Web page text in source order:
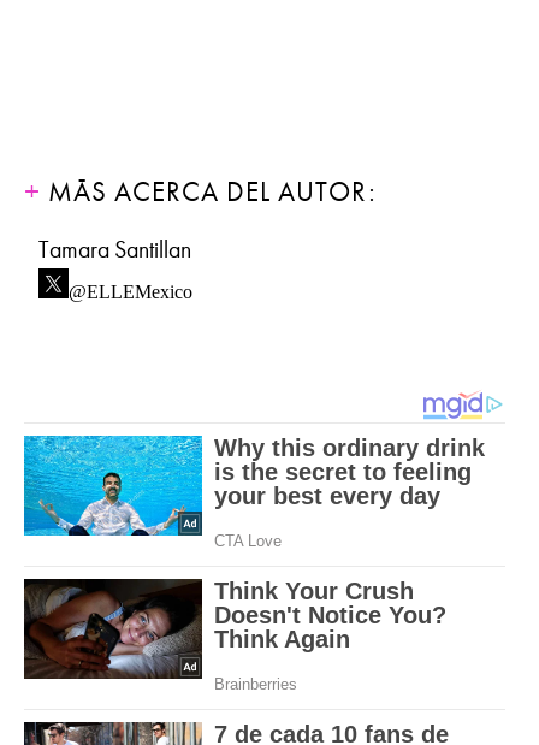
MÁS ACERCA DEL AUTOR:
Tamara Santillan
@ELLEMexico